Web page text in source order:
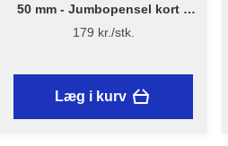
50 mm - Jumbopensel kort –
Flügger Excellence Series
179 kr./stk.
Læg i kurv